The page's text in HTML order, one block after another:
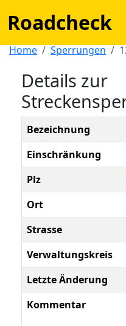
Roadcheck
Home Sperrungen
Details zur
Bezeichnung
Einschränkung
Plz
Ort
Strasse
Verwaltungskreis
Letzte Änderung
Kommentar